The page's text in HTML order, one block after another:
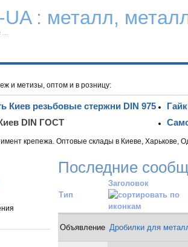
: металл,
и метизы, оптом и в розницу:
Киев резьбовые стержни DIN 975
DIN ГОСТ
крепежа. Оптовые склады в Киеве, Харькове,
Последние
Тип
Заголовок
Объявление Дробилки для